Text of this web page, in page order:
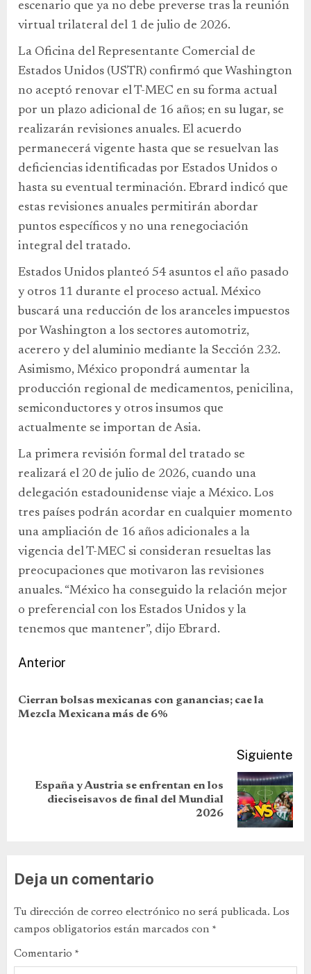
escenario que ya no debe preverse tras la reunión
virtual trilateral del 1 de julio de 2026.
La Oficina del Representante Comercial de
Estados Unidos (USTR) confirmó que Washington
no aceptó renovar el T-MEC en su forma actual
por un plazo adicional de 16 años; en su lugar, se
realizarán revisiones anuales. El acuerdo
permanecerá vigente hasta que se resuelvan las
deficiencias identificadas por Estados Unidos o
hasta su eventual terminación. Ebrard indicó que
estas revisiones anuales permitirán abordar
puntos específicos y no una renegociación
integral del tratado.
Estados Unidos planteó 54 asuntos el año pasado
y otros 11 durante el proceso actual. México
buscará una reducción de los aranceles impuestos
por Washington a los sectores automotriz,
acerero y del aluminio mediante la Sección 232.
Asimismo, México propondrá aumentar la
producción regional de medicamentos, penicilina,
semiconductores y otros insumos que
actualmente se importan de Asia.
La primera revisión formal del tratado se
realizará el 20 de julio de 2026, cuando una
delegación estadounidense viaje a México. Los
tres países podrán acordar en cualquier momento
una ampliación de 16 años adicionales a la
vigencia del T-MEC si consideran resueltas las
preocupaciones que motivaron las revisiones
anuales. “México ha conseguido la relación mejor
o preferencial con los Estados Unidos y la
tenemos que mantener”, dijo Ebrard.
Anterior
Cierran bolsas mexicanas con ganancias; cae la
Mezcla Mexicana más de 6%
Siguiente
España y Austria se enfrentan en los
dieciseisavos de final del Mundial
2026
Deja un comentario
Tu dirección de correo electrónico no será publicada. Los
campos obligatorios están marcados con *
Comentario *